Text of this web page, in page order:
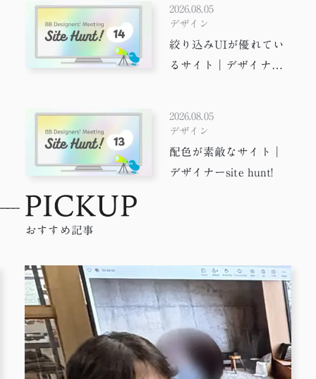
2026.08.05
デザイン
絞り込みUIが優れてい
るサイト｜デザイナー
2026.08.05
デザイン
配色が素敵なサイト｜
デザイナーsite hunt!
おすすめ記事